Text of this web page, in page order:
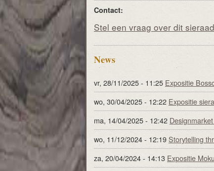
Contact:
Stel een vraag over dit sieraad
News
vr, 28/11/2025 - 11:25 Expositie
wo, 30/04/2025 - 12:22 Expositie
ma, 14/04/2025 - 12:42
wo, 11/12/2024 - 12:19Storytelling
za, 20/04/2024 - 14:13 Expositie